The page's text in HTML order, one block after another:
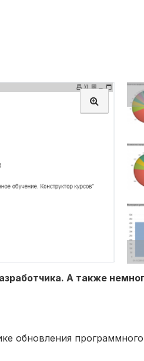
А также
обновления программного